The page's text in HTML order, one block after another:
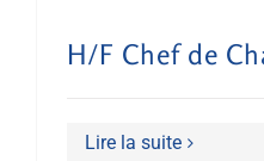
NOUS REJOINDRE
H/F Chef de
Lire la suite